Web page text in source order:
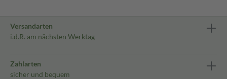
Versandarten
i.d.R. am nächsten Werktag
Zahlarten
sicher und bequem